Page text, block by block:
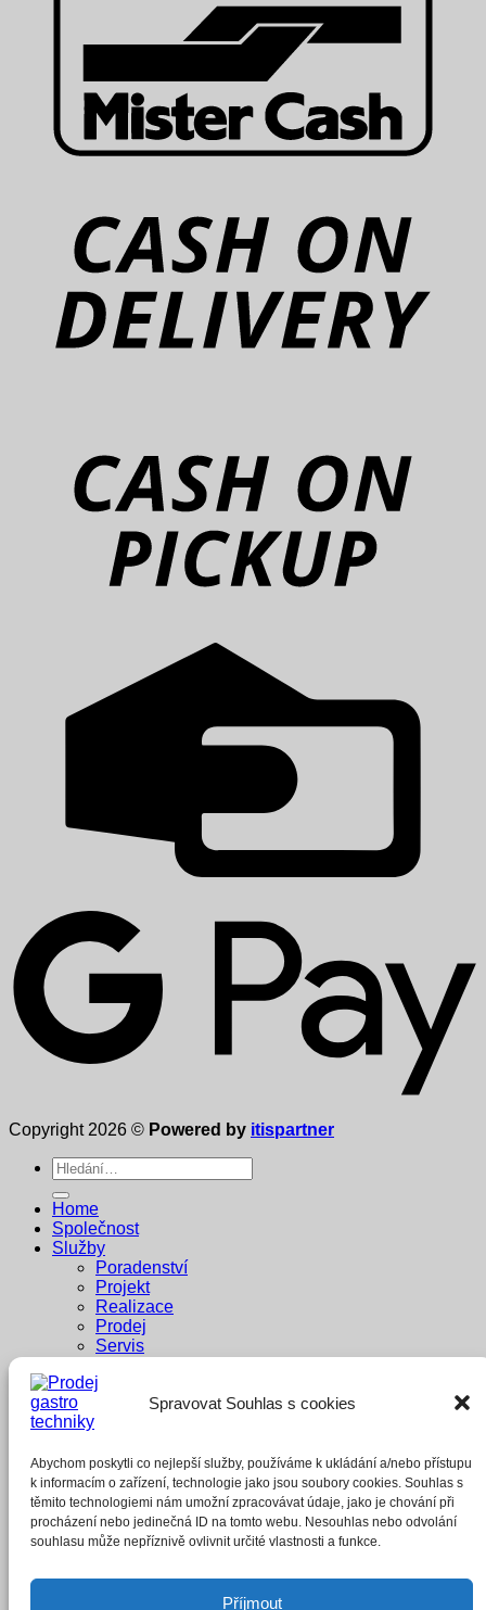
Spravovat Souhlas s cookies
Abychom poskytli co nejlepší služby, používáme k ukládání a/nebo přístupu
k informacím o zařízení, technologie jako jsou soubory cookies. Souhlas s
těmito technologiemi nám umožní zpracovávat údaje, jako je chování při
procházení nebo jedinečná ID na tomto webu. Nesouhlas nebo odvolání
souhlasu může nepříznivě ovlivnit určité vlastnosti a funkce.
Příjmout
Copyright 2026 © Powered by itispartner
Hledat:
Home
Společnost
Služby
Poradenství
Projekt
Realizace
Prodej
Servis
Reference
Penzion Pastouška
Whisky Bar
E-shop
Přihlášení